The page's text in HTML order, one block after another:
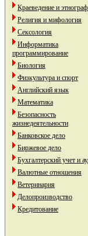
Краеведение и
Религия и мифология
Сексология
Информатика
программирование
Биология
Физкультура и спорт
Английский язык
Математика
Безопасность
жизнедеятельности
Банковское дело
Биржевое дело
Бухгалтерский учет и
Валютные отношения
Ветеринария
Делопроизводство
Кредитование